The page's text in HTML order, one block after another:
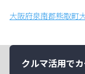
大阪府泉南郡熊取町
クルマ活用で